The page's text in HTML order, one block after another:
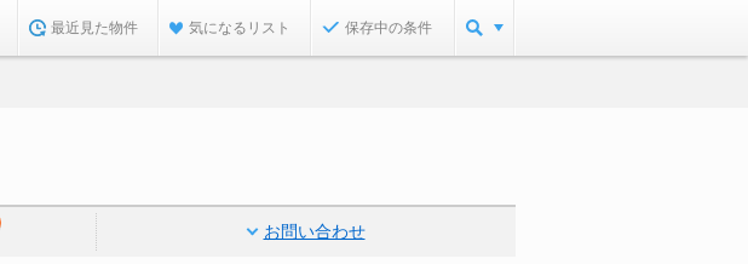
最近見た物件 気になるリスト 保存中の条件
お問い合わせ